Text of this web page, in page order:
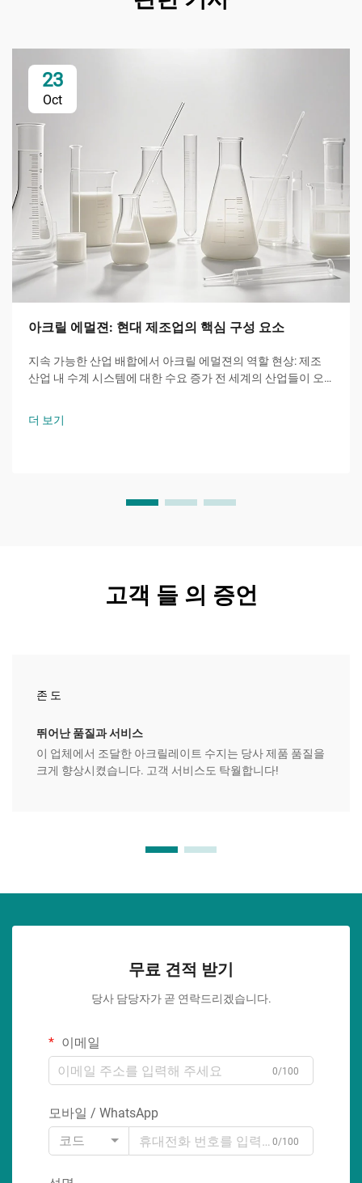
23
Oct
아크릴 에멀젼: 현대 제조업의 핵심 구성 요소
지속 가능한 산업 배합에서 아크릴 에멀젼의 역할 현상: 제조
산업 내 수계 시스템에 대한 수요 증가 전 세계의 산업들이 오
더 보기
고객 들 의 증언
존 도
뛰어난 품질과 서비스
이 업체에서 조달한 아크릴레이트 수지는 당사 제품 품질을
크게 향상시켰습니다. 고객 서비스도 탁월합니다!
무료 견적 받기
당사 담당자가 곧 연락드리겠습니다.
이메일
0/100
모바일 / WhatsApp
코드
0/100